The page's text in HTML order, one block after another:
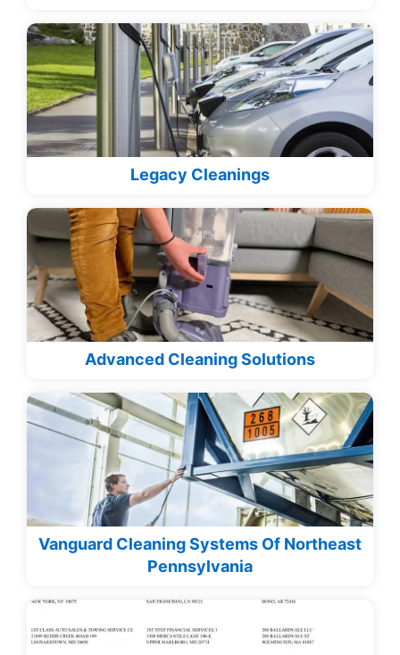
Legacy Cleanings
Advanced Cleaning Solutions
Vanguard Cleaning Systems Of Northeast
Pennsylvania